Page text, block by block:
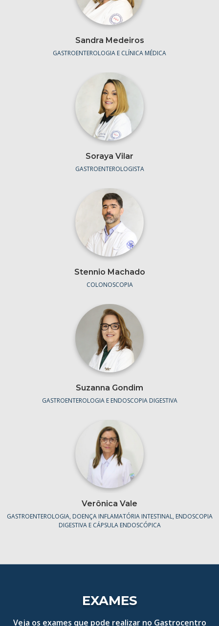
Sandra Medeiros
GASTROENTEROLOGIA E CLÍNICA MÉDICA
Soraya Vilar
GASTROENTEROLOGISTA
Stennio Machado
COLONOSCOPIA
Suzanna Gondim
GASTROENTEROLOGIA E ENDOSCOPIA DIGESTIVA
Verônica Vale
GASTROENTEROLOGIA, DOENÇA INFLAMATÓRIA INTESTINAL, ENDOSCOPIA
DIGESTIVA E CÁPSULA ENDOSCÓPICA
EXAMES
Veja os exames que pode realizar no Gastrocentro